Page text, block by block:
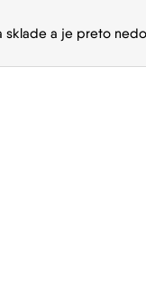
sklade a je preto